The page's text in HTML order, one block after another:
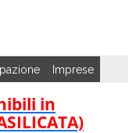
Imprese
in